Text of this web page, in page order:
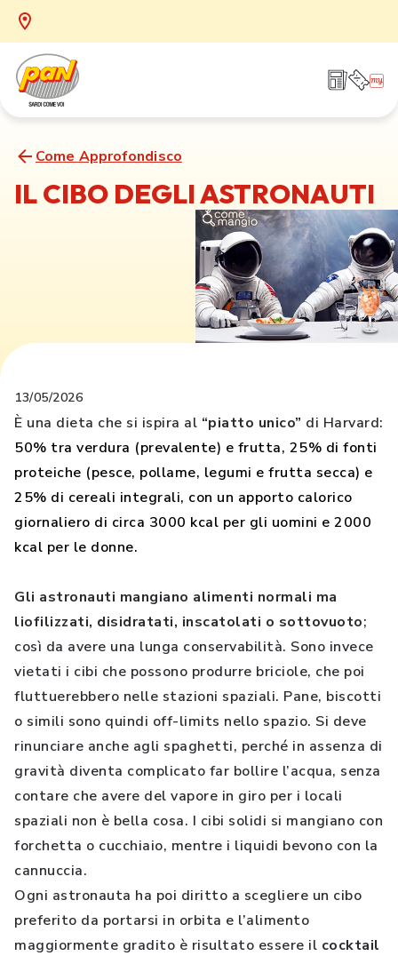
Come Approfondisco
IL CIBO DEGLI ASTRONAUTI
13/05/2026
È una dieta che si ispira al “piatto unico” di Harvard:
50% tra verdura (prevalente) e frutta, 25% di fonti
proteiche (pesce, pollame, legumi e frutta secca) e
25% di cereali integrali, con un apporto calorico
giornaliero di circa 3000 kcal per gli uomini e 2000
kcal per le donne.
Gli astronauti mangiano alimenti normali ma
liofilizzati, disidratati, inscatolati o sottovuoto;
così da avere una lunga conservabilità. Sono invece
vietati i cibi che possono produrre briciole, che poi
fluttuerebbero nelle stazioni spaziali. Pane, biscotti
o simili sono quindi off-limits nello spazio. Si deve
rinunciare anche agli spaghetti, perché in assenza di
gravità diventa complicato far bollire l’acqua, senza
contare che avere del vapore in giro per i locali
spaziali non è bella cosa. I cibi solidi si mangiano con
forchetta o cucchiaio, mentre i liquidi bevono con la
cannuccia.
Ogni astronauta ha poi diritto a scegliere un cibo
preferito da portarsi in orbita e l’alimento
maggiormente gradito è risultato essere il cocktail